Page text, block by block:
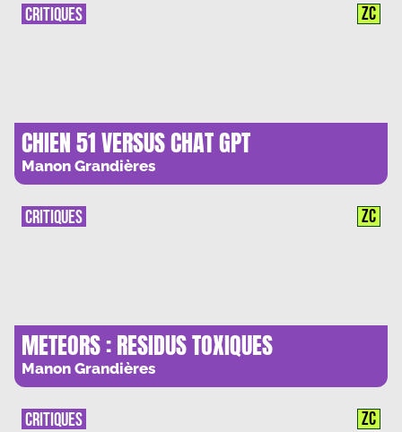
CHIEN 51 VERSUS CHAT GPT
Manon Grandières
CRITIQUES ZC
METEORS : RESIDUS TOXIQUES
Manon Grandières
CRITIQUES ZC
CRITIQUES ZC